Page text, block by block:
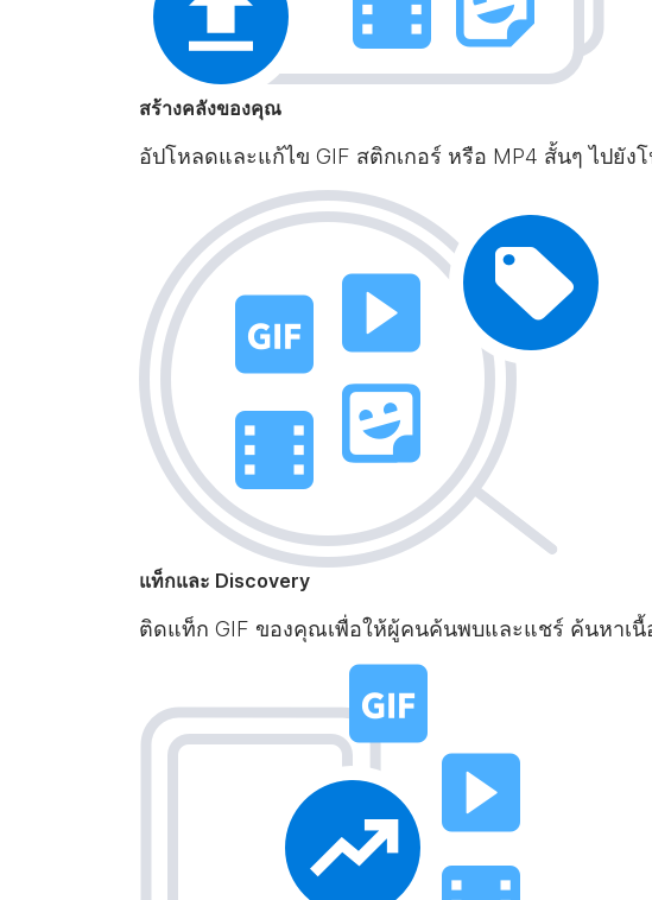
สร้างคลังของคุณ
อัปโหลดและแก้ไข GIF สติกเกอร์ หรือ MP4 สั้นๆ ไปยัง
แท็กและ Discovery
ติดแท็ก GIF ของคุณเพื่อให้ผู้คนค้นพบและแชร์ ค้นหาเ